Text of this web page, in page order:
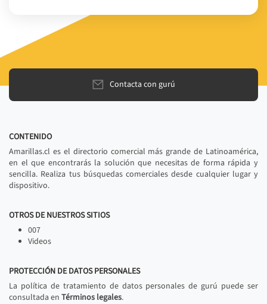
Contacta con gurú
CONTENIDO
Amarillas.cl es el directorio comercial más grande de Latinoamérica,
en el que encontrarás la solución que necesitas de forma rápida y
sencilla. Realiza tus búsquedas comerciales desde cualquier lugar y
dispositivo.
OTROS DE NUESTROS SITIOS
007
Videos
PROTECCIÓN DE DATOS PERSONALES
La política de tratamiento de datos personales de gurú puede ser
consultada en Términos legales.